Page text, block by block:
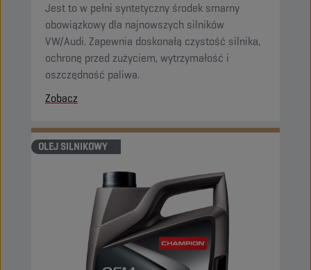
Jest to w pełni syntetyczny środek smarny
obowiązkowy dla najnowszych silników
VW/Audi. Zapewnia doskonałą czystość silnika,
ochronę przed zużyciem, wytrzymałość i
oszczędność paliwa.
Zobacz
OLEJ SILNIKOWY